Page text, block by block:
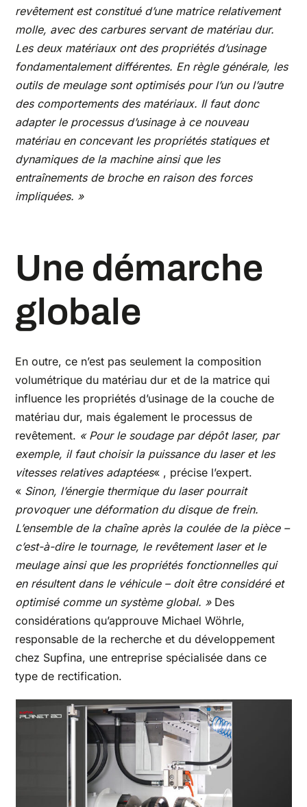
revêtement est constitué d’une matrice relativement
molle, avec des carbures servant de matériau dur.
Les deux matériaux ont des propriétés d’usinage
fondamentalement différentes. En règle générale, les
outils de meulage sont optimisés pour l’un ou l’autre
des comportements des matériaux. Il faut donc
adapter le processus d’usinage à ce nouveau
matériau en concevant les propriétés statiques et
dynamiques de la machine ainsi que les
entraînements de broche en raison des forces
impliquées. »
Une démarche
globale
En outre, ce n’est pas seulement la composition
volumétrique du matériau dur et de la matrice qui
influence les propriétés d’usinage de la couche de
matériau dur, mais également le processus de
revêtement. « Pour le soudage par dépôt laser, par
exemple, il faut choisir la puissance du laser et les
vitesses relatives adaptées« , précise l’expert.
« Sinon, l’énergie thermique du laser pourrait
provoquer une déformation du disque de frein.
L’ensemble de la chaîne après la coulée de la pièce –
c’est-à-dire le tournage, le revêtement laser et le
meulage ainsi que les propriétés fonctionnelles qui
en résultent dans le véhicule – doit être considéré et
optimisé comme un système global. »Des
considérations qu’approuve Michael Wöhrle,
responsable de la recherche et du développement
chez Supfina, une entreprise spécialisée dans ce
type de rectification.